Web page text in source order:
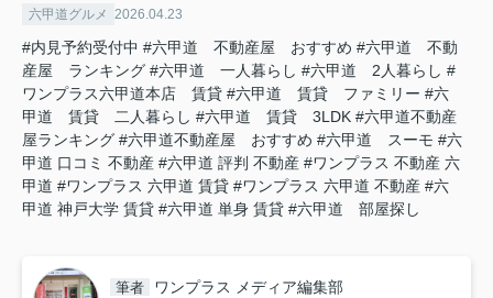
六甲道グルメ 2026.04.23
#内見予約受付中 #六甲道 不動産屋 おすすめ #六甲道 不動
産屋 ランキング #六甲道 一人暮らし #六甲道 2人暮らし #
ワンプラス六甲道本店 賃貸 #六甲道 賃貸 ファミリー #六
甲道 賃貸 二人暮らし #六甲道 賃貸 3LDK #六甲道不動産
屋ランキング #六甲道不動産屋 おすすめ #六甲道 スーモ #六
甲道 口コミ 不動産 #六甲道 評判 不動産 #ワンプラス 不動産 六
甲道 #ワンプラス 六甲道 賃貸 #ワンプラス 六甲道 不動産 #六
甲道 神戸大学 賃貸 #六甲道 単身 賃貸 #六甲道 部屋探し
筆者 ワンプラス メディア編集部